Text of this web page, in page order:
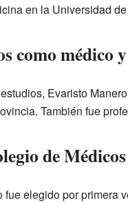
en la Universidad
como médico
Evaristo
También fue
de Médicos
fue elegido por primera